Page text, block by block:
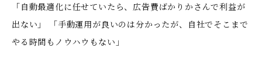
「自動最適化に任せていたら、広告費ばかりかさんで利益が
出ない」 「手動運用が良いのは分かったが、自社でそこまで
やる時間もノウハウもない」